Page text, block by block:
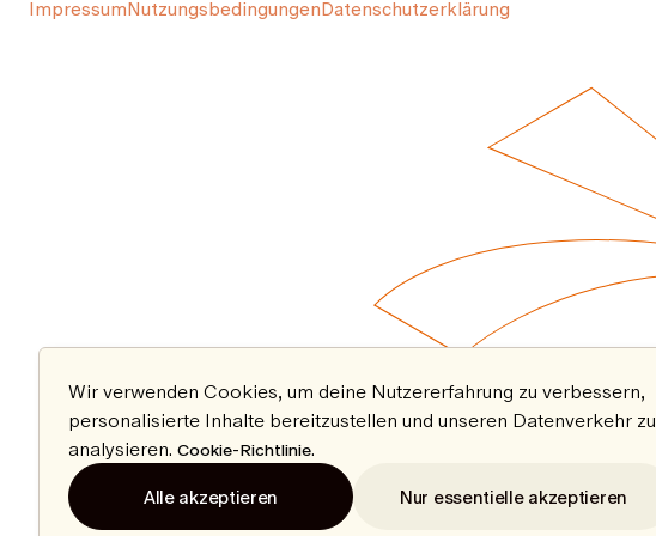
ImpressumNutzungsbedingungenDatenschutzerklärung
Wir verwenden Cookies, um deine Nutzererfahrung zu verbessern,
personalisierte Inhalte bereitzustellen und unseren Datenverkehr zu
analysieren. Cookie-Richtlinie.
Alle akzeptieren Nur essentielle akzeptieren